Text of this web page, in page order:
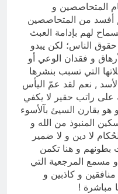
المتحاصصين و
أفسد من المتحاصصين
لهم بإدامة العبث
الناس؛ لكن يبدو
و فقدان الوعي أو
التي تسبب بنشرها
, نعم لقد عمّ اليأس
راتب حقير لا يكفي
هو يقارن السيئ بآلأسوء
المنبوذ من الله و
لا دين و لا ضمير
بطونهم و هنا تكمن
مسمع المرجعية التي
و كاذبين و
مباشرة !